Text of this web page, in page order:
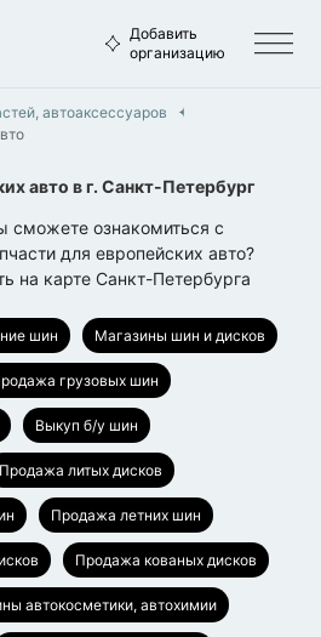
Добавить
организацию
автоаксессуаров
авто в г. Санкт-Петербург
сможете ознакомиться с
для европейских авто?
на карте Санкт-Петербурга
шин Магазины шин и дисков
грузовых шин
Выкуп б/у шин
Продажа литых дисков
Продажа летних шин
Продажа кованых дисков
автокосметики, автохимии